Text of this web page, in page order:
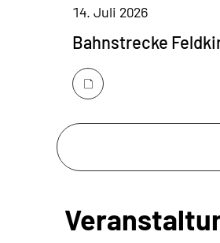
14. Juli 2026
Bahnstrecke